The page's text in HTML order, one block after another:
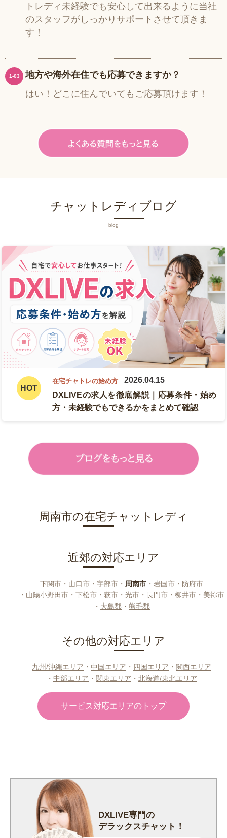
トレディ未経験でも安心して出来るように当社
のスタッフがしっかりサポートさせて頂きま
す！
1-03
地方や海外在住でも応募できますか？
はい！どこに住んでいてもご応募頂けます！
チャットレディブログ
blog
在宅チャトレの始め方
2026.04.15
DXLIVEの求人を徹底解説｜応募条件・始め
方・未経験でもできるかをまとめて確認
周南市の在宅チャットレディ
近郊の対応エリア
下関市 ・ 山口市 ・ 宇部市 ・ 周南市 ・ 岩国市 ・ 防府市
・ 山陽小野田市 ・ 下松市 ・ 萩市 ・ 光市 ・ 長門市 ・ 柳井市 ・ 美祢市
・ 大島郡 ・ 熊毛郡
その他の対応エリア
九州/沖縄エリア ・ 中国エリア ・ 四国エリア ・ 関西エリア
・ 中部エリア ・ 関東エリア ・ 北海道/東北エリア
サービス対応エリアのトップ
DXLIVE専門の
デラックスチャット！